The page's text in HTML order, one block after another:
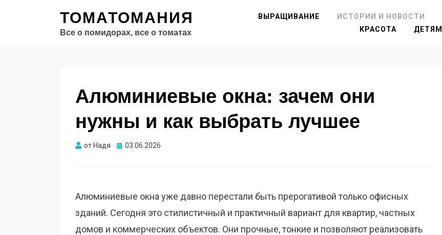
ТОМАТОМАНИЯ
Все о помидорах, все о томатах
ВЫРАЩИВАНИЕ ИСТОРИИ И НОВОСТИ
КРАСОТА
ДЕТЯМ
Алюминиевые окна: зачем они
нужны и как выбрать лучшее
от Надя Опубликовано
03.06.2026
Алюминиевые окна уже давно перестали быть прерогативой только офисных
зданий. Сегодня это стилистичный и практичный вариант для квартир, частных
домов и коммерческих объектов. Они прочные, тонкие и позволяют реализовать